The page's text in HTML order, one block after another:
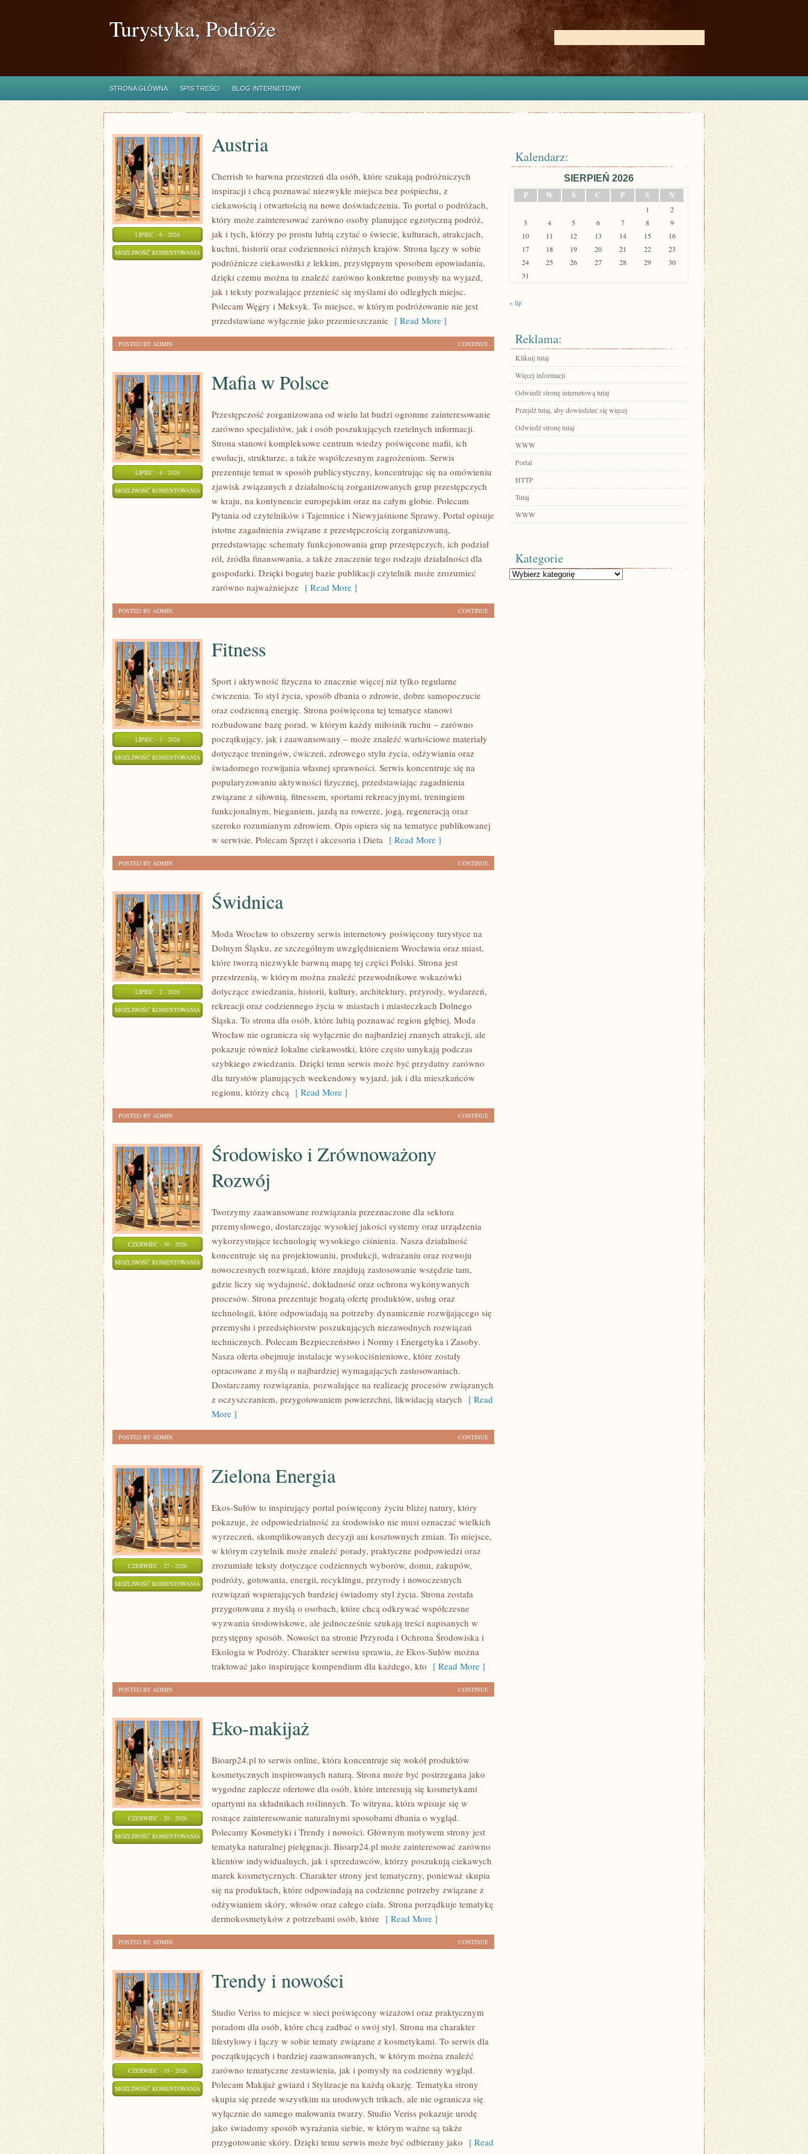
Turystyka, Podróże
STRONA GŁÓWNA SPIS TREŚCI BLOG INTERNETOWY
LIPIEC - 6 - 2026
MOŻLIWOŚĆ KOMENTOWANIA AUSTRIA
Austria
Cherrish to barwna przestrzeń dla osób, które szukają podróżniczych
inspiracji i chcą poznawać niezwykłe miejsca bez pośpiechu, z
ciekawością i otwartością na nowe doświadczenia. To portal o podróżach,
który może zainteresować zarówno osoby planujące egzotyczną podróż,
jak i tych, którzy po prostu lubią czytać o świecie, kulturach, atrakcjach,
kuchni, historii oraz codzienności różnych krajów. Strona łączy w sobie
podróżnicze ciekawostki z lekkim, przystępnym sposobem opowiadania,
dzięki czemu można tu znaleźć zarówno konkretne pomysły na wyjazd,
jak i teksty pozwalające przenieść się myślami do odległych miejsc.
Polecam Węgry i Meksyk. To miejsce, w którym podróżowanie nie jest
przedstawiane wyłącznie jako przemieszczanie [ Read More ]
CONTINUE
POSTED BY ADMIN
LIPIEC - 4 - 2026
MOŻLIWOŚĆ KOMENTOWANIA MAFIA
POLSCE
Mafia w Polsce
Przestępczość zorganizowana od wielu lat budzi ogromne zainteresowanie
zarówno specjalistów, jak i osób poszukujących rzetelnych informacji.
Strona stanowi kompleksowe centrum wiedzy poświęcone mafii, ich
ewolucji, strukturze, a także współczesnym zagrożeniom. Serwis
prezentuje temat w sposób publicystyczny, koncentrując się na omówieniu
zjawisk związanych z działalnością zorganizowanych grup przestępczych
w kraju, na kontynencie europejskim oraz na całym globie. Polecam
Pytania od czytelników i Tajemnice i Niewyjaśnione Sprawy. Portal opisuje
istotne zagadnienia związane z przestępczością zorganizowaną,
przedstawiając schematy funkcjonowania grup przestępczych, ich podział
ról, źródła finansowania, a także znaczenie tego rodzaju działalności dla
gospodarki. Dzięki bogatej bazie publikacji czytelnik może zrozumieć
zarówno najważniejsze [ Read More ]
CONTINUE
POSTED BY ADMIN
LIPIEC - 3 - 2026
MOŻLIWOŚĆ KOMENTOWANIA FITNESS
Fitness
Sport i aktywność fizyczna to znacznie więcej niż tylko regularne
ćwiczenia. To styl życia, sposób dbania o zdrowie, dobre samopoczucie
oraz codzienną energię. Strona poświęcona tej tematyce stanowi
rozbudowane bazę porad, w którym każdy miłośnik ruchu – zarówno
początkujący, jak i zaawansowany – może znaleźć wartościowe materiały
dotyczące treningów, ćwiczeń, zdrowego stylu życia, odżywiania oraz
świadomego rozwijania własnej sprawności. Serwis koncentruje się na
popularyzowaniu aktywności fizycznej, przedstawiając zagadnienia
związane z siłownią, fitnessem, sportami rekreacyjnymi, treningiem
funkcjonalnym, bieganiem, jazdą na rowerze, jogą, regeneracją oraz
szeroko rozumianym zdrowiem. Opis opiera się na tematyce publikowanej
w serwisie. Polecam Sprzęt i akcesoria i Dieta [ Read More ]
CONTINUE
POSTED BY ADMIN
LIPIEC - 2 - 2026
MOŻLIWOŚĆ KOMENTOWANIA ŚWIDNICA
Świdnica
Moda Wrocław to obszerny serwis internetowy poświęcony turystyce na
Dolnym Śląsku, ze szczególnym uwzględnieniem Wrocławia oraz miast,
które tworzą niezwykle barwną mapę tej części Polski. Strona jest
przestrzenią, w którym można znaleźć przewodnikowe wskazówki
dotyczące zwiedzania, historii, kultury, architektury, przyrody, wydarzeń,
rekreacji oraz codziennego życia w miastach i miasteczkach Dolnego
Śląska. To strona dla osób, które lubią poznawać region głębiej. Moda
Wrocław nie ogranicza się wyłącznie do najbardziej znanych atrakcji, ale
pokazuje również lokalne ciekawostki, które często umykają podczas
szybkiego zwiedzania. Dzięki temu serwis może być przydatny zarówno
dla turystów planujących weekendowy wyjazd, jak i dla mieszkańców
regionu, którzy chcą [ Read More ]
CONTINUE
POSTED BY ADMIN
CZERWIEC - 30 - 2026
MOŻLIWOŚĆ KOMENTOWANIA
ZRÓWNOWAŻONY
Środowisko i Zrównoważony
Rozwój
Tworzymy zaawansowane rozwiązania przeznaczone dla sektora
przemysłowego, dostarczając wysokiej jakości systemy oraz urządzenia
wykorzystujące technologię wysokiego ciśnienia. Nasza działalność
koncentruje się na projektowaniu, produkcji, wdrażaniu oraz rozwoju
nowoczesnych rozwiązań, które znajdują zastosowanie wszędzie tam,
gdzie liczy się wydajność, dokładność oraz ochrona wykonywanych
procesów. Strona prezentuje bogatą ofertę produktów, usług oraz
technologii, które odpowiadają na potrzeby dynamicznie rozwijającego się
przemysłu i przedsiębiorstw poszukujących niezawodnych rozwiązań
technicznych. Polecam Bezpieczeństwo i Normy i Energetyka i Zasoby.
Nasza oferta obejmuje instalacje wysokociśnieniowe, które zostały
opracowane z myślą o najbardziej wymagających zastosowaniach.
Dostarczamy rozwiązania, pozwalające na realizację procesów związanych
z oczyszczaniem, przygotowaniem powierzchni, likwidacją starych [ Read
More ]
CONTINUE
POSTED BY ADMIN
CZERWIEC - 27 - 2026
MOŻLIWOŚĆ KOMENTOWANIA ZIELONA
ENERGIA
Zielona Energia
Ekos-Sułów to inspirujący portal poświęcony życiu bliżej natury, który
pokazuje, że odpowiedzialność za środowisko nie musi oznaczać wielkich
wyrzeczeń, skomplikowanych decyzji ani kosztownych zmian. To miejsce,
w którym czytelnik może znaleźć porady, praktyczne podpowiedzi oraz
zrozumiałe teksty dotyczące codziennych wyborów, domu, zakupów,
podróży, gotowania, energii, recyklingu, przyrody i nowoczesnych
rozwiązań wspierających bardziej świadomy styl życia. Strona została
przygotowana z myślą o osobach, które chcą odkrywać współczesne
wyzwania środowiskowe, ale jednocześnie szukają treści napisanych w
przystępny sposób. Nowości na stronie Przyroda i Ochrona Środowiska i
Ekologia w Podróży. Charakter serwisu sprawia, że Ekos-Sułów można
traktować jako inspirujące kompendium dla każdego, kto [ Read More ]
CONTINUE
POSTED BY ADMIN
CZERWIEC - 20 - 2026
MOŻLIWOŚĆ KOMENTOWANIA EKO-
MAKIJAŻ
Eko-makijaż
Bioarp24.pl to serwis online, która koncentruje się wokół produktów
kosmetycznych inspirowanych naturą. Strona może być postrzegana jako
wygodne zaplecze ofertowe dla osób, które interesują się kosmetykami
opartymi na składnikach roślinnych. To witryna, która wpisuje się w
rosnące zainteresowanie naturalnymi sposobami dbania o wygląd.
Polecamy Kosmetyki i Trendy i nowości. Głównym motywem strony jest
tematyka naturalnej pielęgnacji. Bioarp24.pl może zainteresować zarówno
klientów indywidualnych, jak i sprzedawców, którzy poszukują ciekawych
marek kosmetycznych. Charakter strony jest tematyczny, ponieważ skupia
się na produktach, które odpowiadają na codzienne potrzeby związane z
odżywianiem skóry, włosów oraz całego ciała. Strona porządkuje tematykę
dermokosmetyków z potrzebami osób, które [ Read More ]
CONTINUE
POSTED BY ADMIN
CZERWIEC - 19 - 2026
MOŻLIWOŚĆ KOMENTOWANIA TRENDY
NOWOŚCI
Trendy i nowości
Studio Veriss to miejsce w sieci poświęcony wizażowi oraz praktycznym
poradom dla osób, które chcą zadbać o swój styl. Strona ma charakter
lifestylowy i łączy w sobie tematy związane z kosmetykami. To serwis dla
początkujących i bardziej zaawansowanych, w którym można znaleźć
zarówno tematyczne zestawienia, jak i pomysły na codzienny wygląd.
Polecam Makijaż gwiazd i Stylizacje na każdą okazję. Tematyka strony
skupia się przede wszystkim na urodowych trikach, ale nie ogranicza się
wyłącznie do samego malowania twarzy. Studio Veriss pokazuje urodę
jako świadomy sposób wyrażania siebie, w którym ważne są także
przygotowanie skóry. Dzięki temu serwis może być odbierany jako [ Read
Kalendarz:
SIERPIEŃ 2026
P
W Ś C P S N
1
2
3
4 5 6 7 8
9
10
11 12 13 14 15
16
17
18 19 20 21 22
23
24
25 26 27 28 29
30
31
« lip
Reklama:
Kliknij tutaj
Więcej informacji
Odwiedź stronę internetową tutaj
Przejdź tutaj, aby dowiedzieć się więcej
Odwiedź stronę tutaj
WWW
Portal
HTTP
Tutaj
WWW
Kategorie
Kategorie